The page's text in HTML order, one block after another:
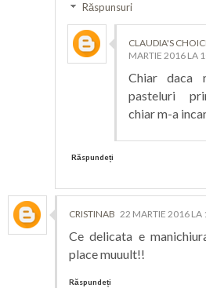
Răspunsuri
CLAUDIA'S
MARTIE 2016 LA
Chiar daca
pasteluri
chiar m-a
Răspundeți
CRISTINAB 22 MARTIE 2016 LA
Ce delicata e
place muuult!!
Răspundeți